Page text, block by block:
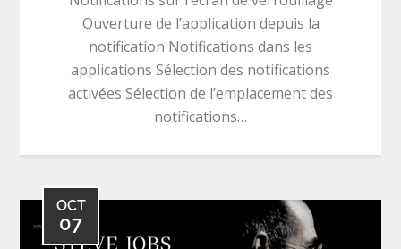
Ouverture de l’application depuis la
notification Notifications dans les
applications Sélection des notifications
activées Sélection de l’emplacement des
notifications…
OCT
07